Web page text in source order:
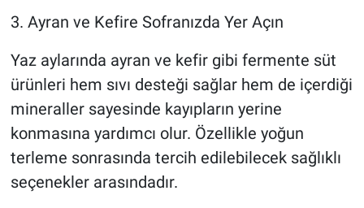
3. Ayran ve Kefire Sofranızda Yer Açın
Yaz aylarında ayran ve kefir gibi fermente süt
ürünleri hem sıvı desteği sağlar hem de içerdiği
mineraller sayesinde kayıpların yerine
konmasına yardımcı olur. Özellikle yoğun
terleme sonrasında tercih edilebilecek sağlıklı
seçenekler arasındadır.